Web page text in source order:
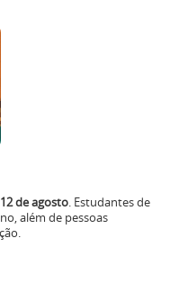
de agosto. Estudantes de
além de pessoas